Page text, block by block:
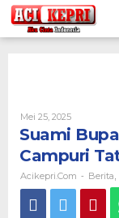
Lewati
ke
konten
Mei 25, 2025Oleh
Suami
Campuri
Acikepri.com - Berita